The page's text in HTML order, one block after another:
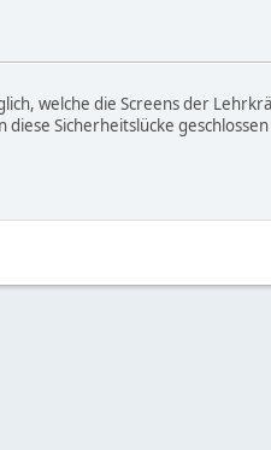
welche die Screens der
Sicherheitslücke